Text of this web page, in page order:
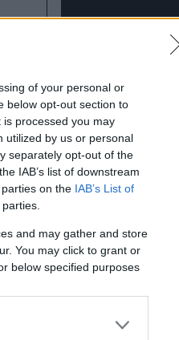
of your personal or
below opt-out section to
processed you may
utilized by us or personal
separately opt-out of the
IAB’s list of downstream
on the IAB’s List of
and may gather and store
You may click to grant or
below specified purposes
oku »
Victor Osimhen